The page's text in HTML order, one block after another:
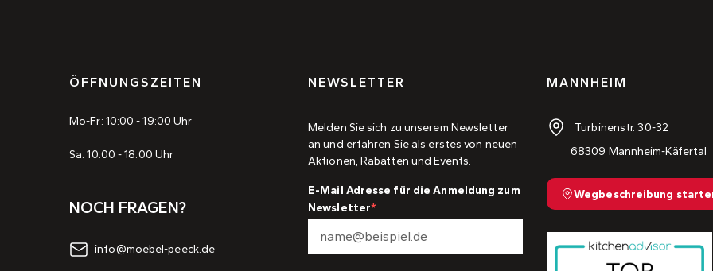
ÖFFNUNGSZEITEN
Mo-Fr: 10:00 - 19:00 Uhr
Sa: 10:00 - 18:00 Uhr
NOCH FRAGEN?
info@moebel-peeck.de
NEWSLETTER
Melden Sie sich zu unserem Newsletter
an und erfahren Sie als erstes von neuen
Aktionen, Rabatten und Events.
E-Mail Adresse für die Anmeldung zum
Newsletter
MANNHEIM
Turbinenstr. 30-32
68309 Mannheim-Käfertal
Wegbeschreibung